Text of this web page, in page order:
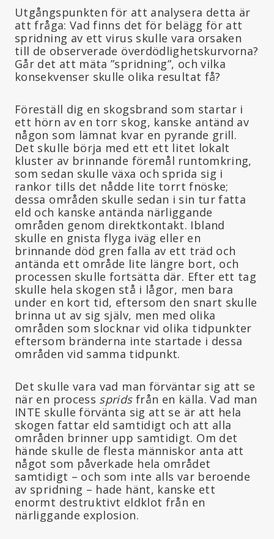
Utgångspunkten för att analysera detta är
att fråga: Vad finns det för belägg för att
spridning av ett virus skulle vara orsaken
till de observerade överdödlighetskurvorna?
Går det att mäta ”spridning”, och vilka
konsekvenser skulle olika resultat få?
Föreställ dig en skogsbrand som startar i
ett hörn av en torr skog, kanske antänd av
någon som lämnat kvar en pyrande grill.
Det skulle börja med ett ett litet lokalt
kluster av brinnande föremål runtomkring,
som sedan skulle växa och sprida sig i
rankor tills det nådde lite torrt fnöske;
dessa områden skulle sedan i sin tur fatta
eld och kanske antända närliggande
områden genom direktkontakt. Ibland
skulle en gnista flyga iväg eller en
brinnande död gren falla av ett träd och
antända ett område lite längre bort, och
processen skulle fortsätta där. Efter ett tag
skulle hela skogen stå i lågor, men bara
under en kort tid, eftersom den snart skulle
brinna ut av sig själv, men med olika
områden som slocknar vid olika tidpunkter
eftersom bränderna inte startade i dessa
områden vid samma tidpunkt.
Det skulle vara vad man förväntar sig att se
när en process spridsfrån en källa. Vad man
INTE skulle förvänta sig att se är att hela
skogen fattar eld samtidigt och att alla
områden brinner upp samtidigt. Om det
hände skulle de flesta människor anta att
något som påverkade hela området
samtidigt – och som inte alls var beroende
av spridning – hade hänt, kanske ett
enormt destruktivt eldklot från en
närliggande explosion.